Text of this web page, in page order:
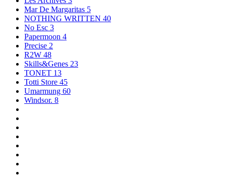
Mar De Margaritas 5
NOTHING WRITTEN 40
No Esc 3
Papermoon 4
Precise 2
R2W 48
Skills&Genes 23
TONET 13
Totti Store 45
Umarmung 60
Windsor. 8